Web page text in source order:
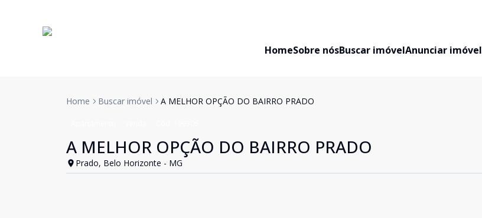
HomeSobre nósBuscar imóvelAnunciar imóvel
Home Buscar imóvel A MELHOR OPÇÃO DO BAIRRO PRADO
A MELHOR OPÇÃO DO BAIRRO PRADO
Prado, Belo Horizonte - MG